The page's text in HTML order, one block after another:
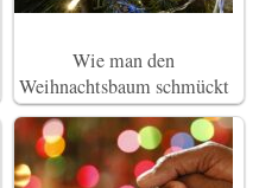
Wie man den
Weihnachtsbaum schmückt